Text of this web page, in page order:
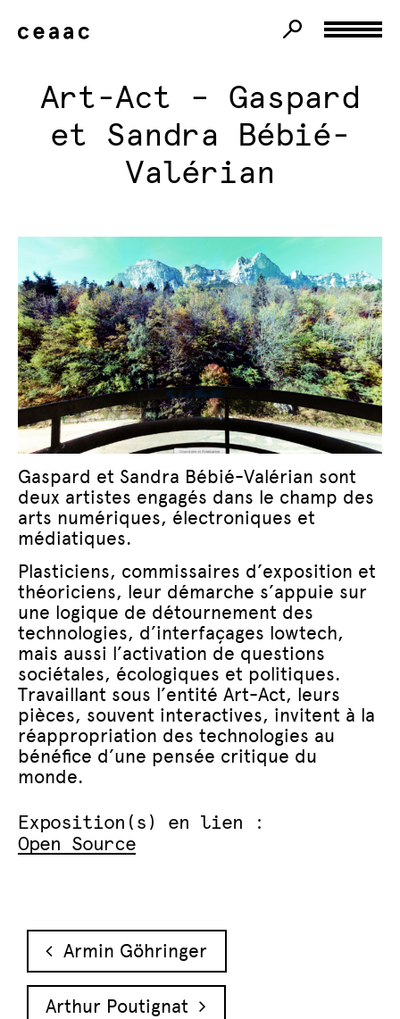
Art-Act – Gaspard
et Sandra Bébié-
Valérian
Gaspard et Sandra Bébié-Valérian sont
deux artistes engagés dans le champ des
arts numériques, électroniques et
médiatiques.
Plasticiens, commissaires d’exposition et
théoriciens, leur démarche s’appuie sur
une logique de détournement des
technologies, d’interfaçages lowtech,
mais aussi l’activation de questions
sociétales, écologiques et politiques.
Travaillant sous l’entité Art-Act, leurs
pièces, souvent interactives, invitent à la
réappropriation des technologies au
bénéfice d’une pensée critique du
monde.
Exposition(s) en lien :
Open Source
Navigation des articles
Armin Göhringer
Arthur Poutignat